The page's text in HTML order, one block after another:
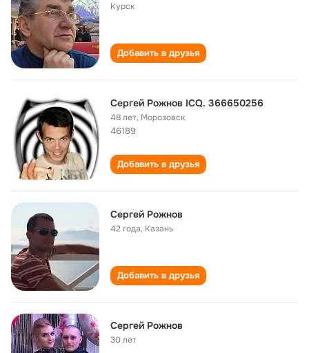
Курск
Добавить в друзья
Сергей Рожнов ICQ. 366650256
48 лет, Морозовск
46189
Добавить в друзья
Сергей Рожнов
42 года, Казань
Добавить в друзья
Сергей Рожнов
30 лет